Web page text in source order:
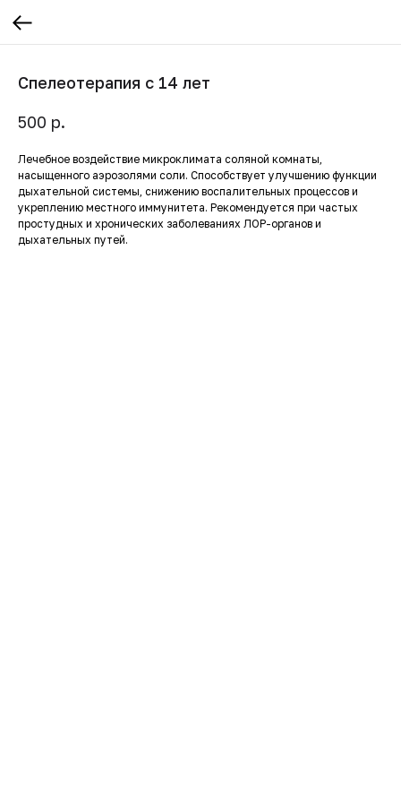
Спелеотерапия с 14 лет
500 р.
Лечебное воздействие микроклимата соляной комнаты,
насыщенного аэрозолями соли. Способствует улучшению функции
дыхательной системы, снижению воспалительных процессов и
укреплению местного иммунитета. Рекомендуется при частых
простудных и хронических заболеваниях ЛОР-органов и
дыхательных путей.